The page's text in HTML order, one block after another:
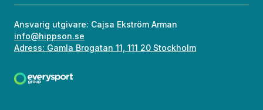
Ansvarig utgivare: Cajsa Ekström Arman
info@hippson.se
Adress: Gamla Brogatan 11, 111 20 Stockholm